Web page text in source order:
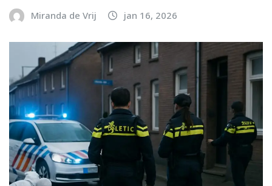
Miranda de Vrij jan 16, 2026